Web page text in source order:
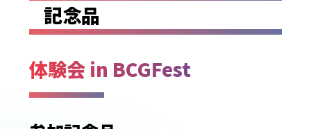
記念品
体験会 in BCGFest